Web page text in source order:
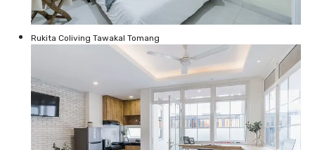
Rukita Coliving Tawakal Tomang